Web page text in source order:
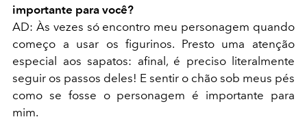
importante para você?
AD: Às vezes só encontro meu personagem quando
começo a usar os figurinos. Presto uma atenção
especial aos sapatos: afinal, é preciso literalmente
seguir os passos deles! E sentir o chão sob meus pés
como se fosse o personagem é importante para
mim.